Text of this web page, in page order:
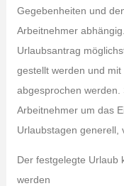
Gegebenheiten und
Arbeitnehmer
Urlaubsantrag
gestellt werden und
abgesprochen werden.
Arbeitnehmer um das
Urlaubstagen generell,
Der festgelegte Urlaub
werden